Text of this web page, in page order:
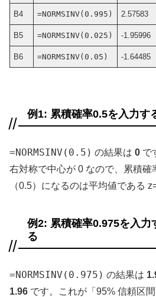
B4 =NORMSINV(0.995) 2.57583
B5 =NORMSINV(0.025) -1.95996
B6 =NORMSINV(0.05) -1.64485
例1: 累積確率0.5を入力す
=NORMSINV(0.5) の結果は 0 で
右対称で中心が 0 なので、累積確
（0.5）になるのは平均値である
例2: 累積確率0.975を入力
る
=NORMSINV(0.975) の結果は
1.96 です。これが「95% 信頼区